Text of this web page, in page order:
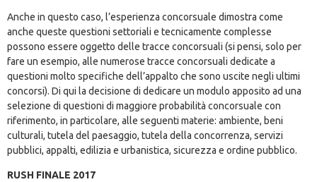
Anche in questo caso, l’esperienza concorsuale dimostra come
anche queste questioni settoriali e tecnicamente complesse
possono essere oggetto delle tracce concorsuali (si pensi, solo per
fare un esempio, alle numerose tracce concorsuali dedicate a
questioni molto specifiche dell’appalto che sono uscite negli ultimi
concorsi). Di qui la decisione di dedicare un modulo apposito ad una
selezione di questioni di maggiore probabilità concorsuale con
riferimento, in particolare, alle seguenti materie: ambiente, beni
culturali, tutela del paesaggio, tutela della concorrenza, servizi
pubblici, appalti, edilizia e urbanistica, sicurezza e ordine pubblico.
RUSH FINALE 2017